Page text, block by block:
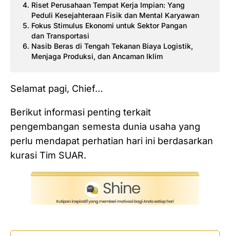
Riset Perusahaan Tempat Kerja Impian: Yang
Peduli Kesejahteraan Fisik dan Mental Karyawan
Fokus Stimulus Ekonomi untuk Sektor Pangan
dan Transportasi
Nasib Beras di Tengah Tekanan Biaya Logistik,
Menjaga Produksi, dan Ancaman Iklim
Selamat pagi, Chief…
Berikut informasi penting terkait
pengembangan semesta dunia usaha yang
perlu mendapat perhatian hari ini berdasarkan
kurasi Tim SUAR.